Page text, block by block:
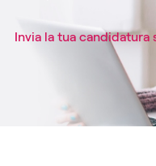
Invia la tua candidatura